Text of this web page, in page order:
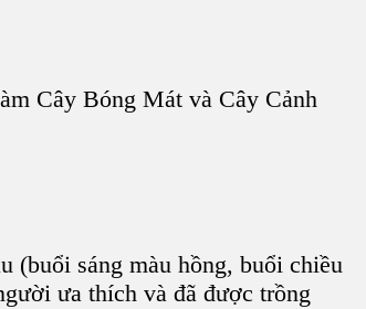
Cây Bóng Mát và Cây Cảnh
(buổi sáng màu hồng, buổi chiều
ưa thích và đã được trồng